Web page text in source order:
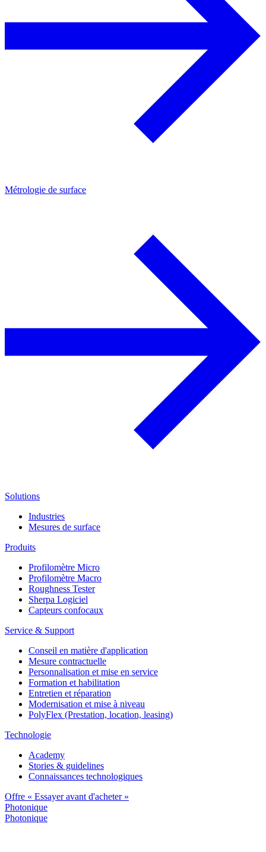
Métrologie de surface
Solutions
Industries
Mesures de surface
Produits
Profilomètre Micro
Profilomètre Macro
Roughness Tester
Sherpa Logiciel
Capteurs confocaux
Service & Support
Conseil en matière d'application
Mesure contractuelle
Personnalisation et mise en service
Formation et habilitation
Entretien et réparation
Modernisation et mise à niveau
PolyFlex (Prestation, location, leasing)
Technologie
Academy
Stories & guidelines
Connaissances technologiques
Offre « Essayer avant d'acheter »
Photonique
Photonique